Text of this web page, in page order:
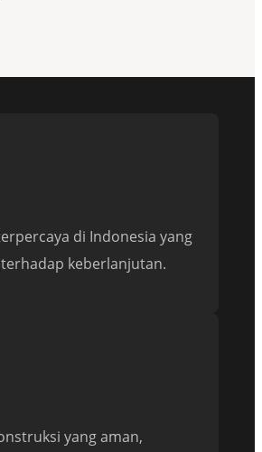
di Indonesia yang
keberlanjutan.
yang aman,